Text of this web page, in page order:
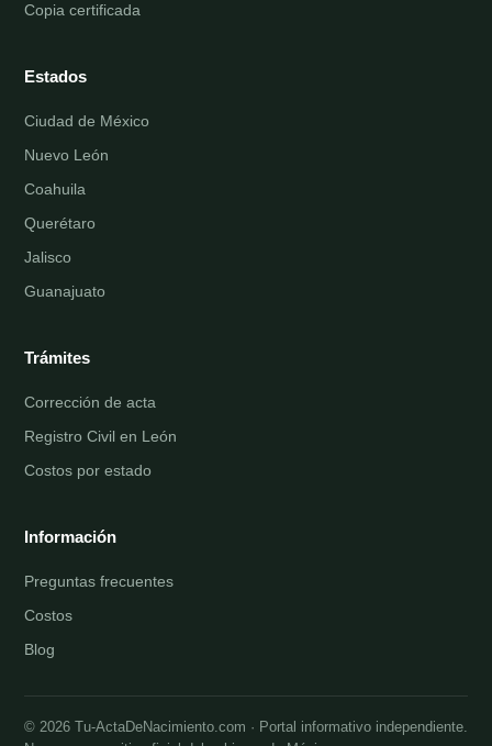
Copia certificada
Estados
Ciudad de México
Nuevo León
Coahuila
Querétaro
Jalisco
Guanajuato
Trámites
Corrección de acta
Registro Civil en León
Costos por estado
Información
Preguntas frecuentes
Costos
Blog
© 2026 Tu-ActaDeNacimiento.com · Portal informativo independiente.